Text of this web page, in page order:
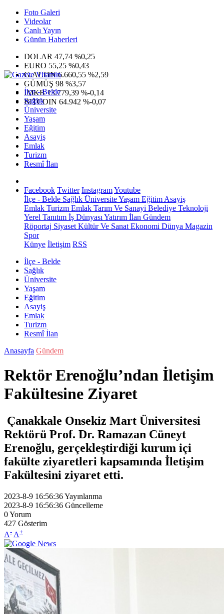
Foto Galeri
Videolar
Canlı Yayın
Günün Haberleri
DOLAR 47,74 %0,25
EURO 55,25 %0,43
G.ALTIN6.660,55 %2,59
GÜMÜŞ 98 %3,57
IMKB13.779,39 %-0,14
BITCOIN 64.942 %-0,07
İlçe - Belde
Sağlık
Üniversite
Yaşam
Eğitim
Asayiş
Emlak
Turizm
Resmî İlan
Facebook Twitter InstagramYoutube
İlçe - Belde Sağlık ÜniversiteYaşam Eğitim Asayiş
Emlak Turizm Emlak Tarım Ve Sanayi Belediye Teknoloji
Yerel Tanıtım İş Dünyası Yatırım İlan Gündem
Röportaj Siyaset Kültür Ve Sanat Ekonomi Dünya Magazin
Spor
Künye İletişim RSS
İlçe - Belde
Sağlık
Üniversite
Yaşam
Eğitim
Asayiş
Emlak
Turizm
Resmî İlan
Anasayfa Gündem
Rektör Erenoğlu’ndan İletişim
Fakültesine Ziyaret
Çanakkale Onsekiz Mart Üniversitesi
Rektörü Prof. Dr. Ramazan Cüneyt
Erenoğlu, gerçekleştirdiği kurum içi
fakülte ziyaretleri kapsamında İletişim
Fakültesini ziyaret etti.
2023-8-9 16:56:36Yayınlanma
2023-8-9 16:56:36 Güncelleme
0Yorum
427 Gösterim
A- A+